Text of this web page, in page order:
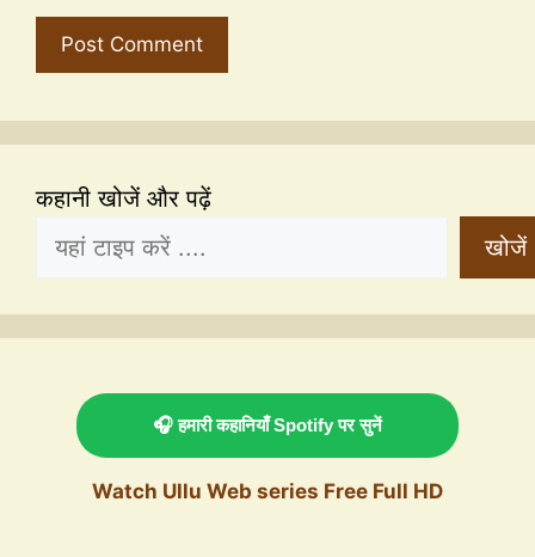
कहानी खोजें और पढ़ें
खोजें
🎧 हमारी कहानियाँ Spotify पर सुनें
Watch Ullu Web series Free Full HD